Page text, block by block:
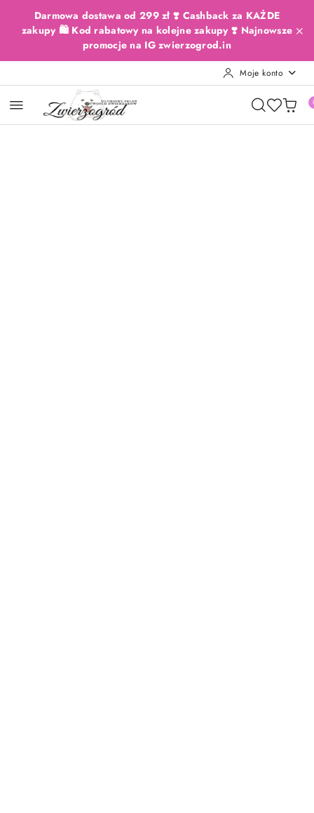
Przejdź do treści głównej
Przejdź do wyszukiwarki
Przejdź do moje konto
Przejdź do menu głównego
Przejdź do opisu produktu
Przejdź do stopki
Darmowa dostawa od 299 zł ❣️ Cashback za KAŻDE
zakupy 🛍️ Kod rabatowy na kolejne zakupy ❣️ Najnowsze
promocje na IG zwierzogrod.in
Moje konto